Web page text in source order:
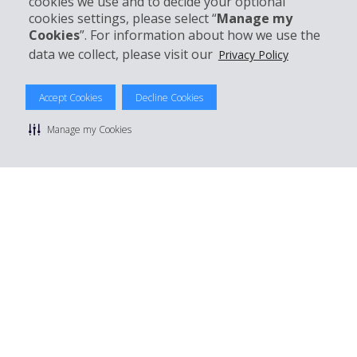
cookies settings, please select “Manage my
Cookies”. For information about how we use the
data we collect, please visit our Privacy Policy
Accept Cookies Decline Cookies
Manage my Cookies
Réserver avec Hertz
© 2026 The Hertz System, Inc.
Politique de confidentialité | Conditions d'utilisation du site
Conditions de location
Gérer mes cookies